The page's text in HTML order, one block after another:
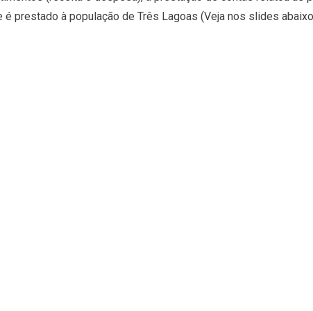
prestado à população de Três Lagoas (Veja nos slides